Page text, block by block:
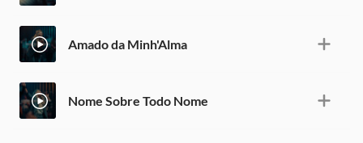
Amado da Minh'Alma
Nome Sobre Todo Nome